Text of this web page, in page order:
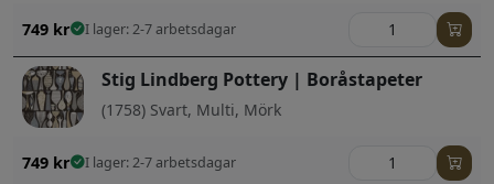
749 kr I lager: 2-7 arbetsdagar
Stig Lindberg Pottery | Boråstapeter
(1758) Svart, Multi, Mörk
749 kr I lager: 2-7 arbetsdagar